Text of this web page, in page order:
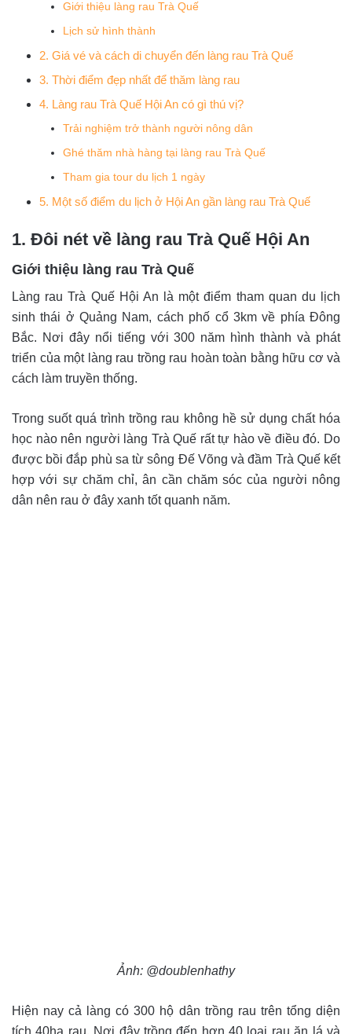
Giới thiệu làng rau Trà Quế
Lịch sử hình thành
2. Giá vé và cách di chuyển đến làng rau Trà Quế
3. Thời điểm đẹp nhất để thăm làng rau
4. Làng rau Trà Quế Hội An có gì thú vị?
Trải nghiệm trở thành người nông dân
Ghé thăm nhà hàng tại làng rau Trà Quế
Tham gia tour du lịch 1 ngày
5. Một số điểm du lịch ở Hội An gần làng rau Trà Quế
1. Đôi nét về làng rau Trà Quế Hội An
Giới thiệu làng rau Trà Quế
Làng rau Trà Quế Hội An là một điểm tham quan du lịch
sinh thái ở Quảng Nam, cách phố cổ 3km về phía Đông
Bắc. Nơi đây nổi tiếng với 300 năm hình thành và phát
triển của một làng rau trồng rau hoàn toàn bằng hữu cơ và
cách làm truyền thống.
Trong suốt quá trình trồng rau không hề sử dụng chất hóa
học nào nên người làng Trà Quế rất tự hào về điều đó. Do
được bồi đắp phù sa từ sông Đế Võng và đầm Trà Quế kết
hợp với sự chăm chỉ, ân cần chăm sóc của người nông
dân nên rau ở đây xanh tốt quanh năm.
Ảnh: @doublenhathy
Hiện nay cả làng có 300 hộ dân trồng rau trên tổng diện
tích 40ha rau. Nơi đây trồng đến hơn 40 loại rau ăn lá và